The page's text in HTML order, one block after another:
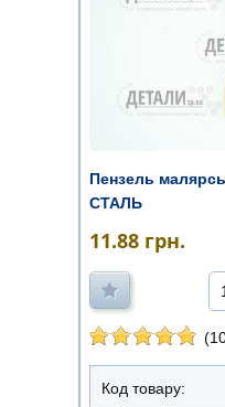
Пензель
СТАЛЬ
11.88 грн.
Код товару: